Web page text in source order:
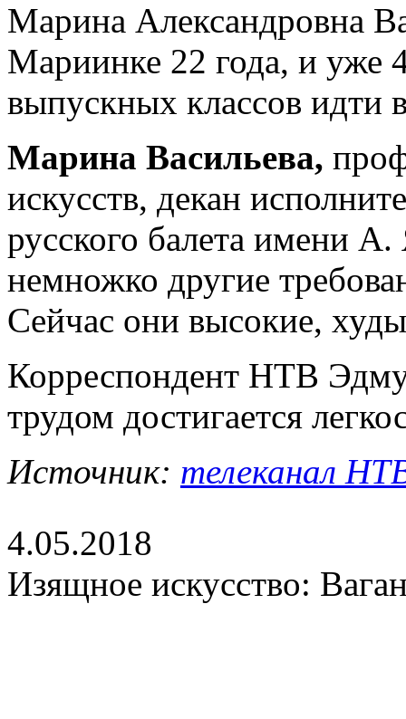
Марина Александровна
Мариинке 22 года, и уже
выпускных классов идти
Марина Васильева,
искусств, декан
русского балета имени
немножко другие
Сейчас они высокие,
Корреспондент НТВ
трудом достигается
Источник: телеканал
4.05.2018
Изящное искусство: